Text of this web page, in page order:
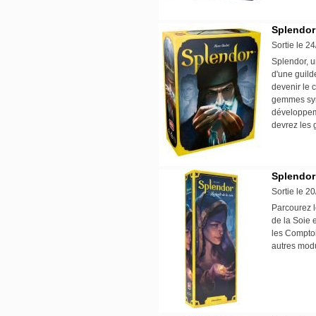
Splendor
Sortie le
Splendor,
d'une
devenir le
gemmes
devrez les
Sortie le
Parcourez
de la Soie
les
autres